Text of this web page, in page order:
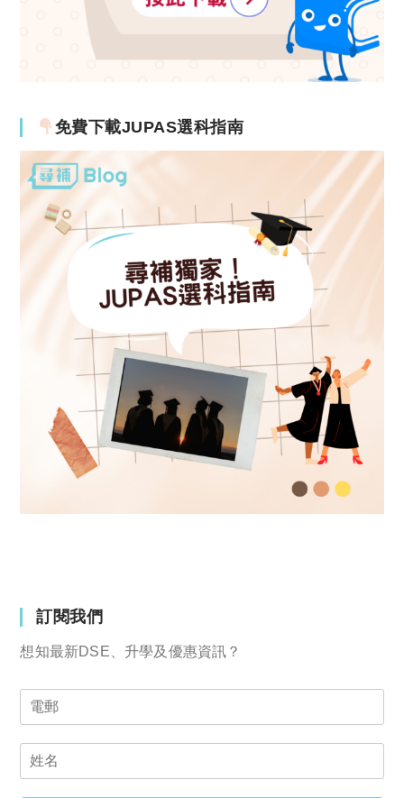
免費下載JUPAS選科指南
訂閱我們
想知最新DSE、升學及優惠資訊？